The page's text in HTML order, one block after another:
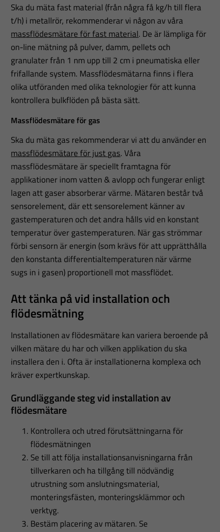
Ska du mäta fast material (från några få kg/h till flera
t/h) i metallrör, rekommenderar vi någon av våra
massflödesmätare för fast material. De är lämpliga för
on-line mätning på pulver, damm, pellets och
granulater från 1 nm upp till 2 cm i pneumatiska eller
frifallande system. Massflödesmätarna finns i flera
olika utföranden med olika teknologier för att kunna
kontrollera bulkflöden på bästa sätt.
Massflödesmätare för gas
Ska du mäta gas rekommenderar vi att du använder en
massflödesmätare för just gas. Våra
massflödesmätare är speciellt framtagna för
applikationer inom vatten & avlopp och fungerar enligt
lagen att gaser absorberar värme. Mätaren består två
sensorelement, där ett sensorelement känner av
gastemperaturen och det andra hålls vid en konstant
temperatur över gastemperaturen. När gas strömmar
förbi sensorn är energin (som krävs för att upprätthålla
den konstanta differentialtemperaturen när värme
sugs in i gasen) proportionell mot massflödet.
Att tänka på vid installation och
flödesmätning
Installationen av flödesmätare kan variera beroende på
vilken mätare du har och vilken applikation du ska
installera den i. Ofta är installationerna komplexa och
kräver expertkunskap.
Grundläggande steg vid installation av
flödesmätare
Kontrollera och utred förutsättningarna för
flödesmätningen
Se till att följa installationsanvisningarna från
tillverkaren och ha tillgång till nödvändig
utrustning som anslutningsmaterial,
monteringsfästen, monteringsklämmor och
verktyg.
Bestäm placering av mätaren. Se